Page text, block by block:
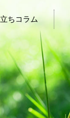
ちコラム